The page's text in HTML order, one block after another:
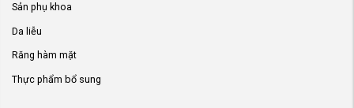
Sản phụ khoa
Da liễu
Răng hàm mặt
Thực phẩm bổ sung